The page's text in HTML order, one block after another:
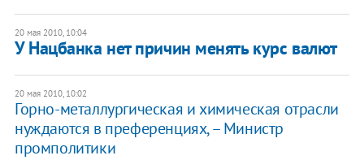
20 мая 2010, 10:04
У Нацбанка нет причин менять курс валют
20 мая 2010, 10:02
Горно-металлургическая и химическая отрасли
нуждаются в преференциях, – Министр
промполитики